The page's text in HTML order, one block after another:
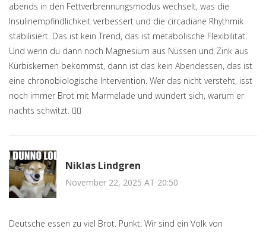
abends in den Fettverbrennungsmodus wechselt, was die
Insulinempfindlichkeit verbessert und die circadiane Rhythmik
stabilisiert. Das ist kein Trend, das ist metabolische Flexibilität.
Und wenn du dann noch Magnesium aus Nüssen und Zink aus
Kürbiskernen bekommst, dann ist das kein Abendessen, das ist
eine chronobiologische Intervention. Wer das nicht versteht, isst
noch immer Brot mit Marmelade und wundert sich, warum er
nachts schwitzt. 🤦‍♀️
Niklas Lindgren
November 22, 2025 AT 20:50
Deutsche essen zu viel Brot. Punkt. Wir sind ein Volk von